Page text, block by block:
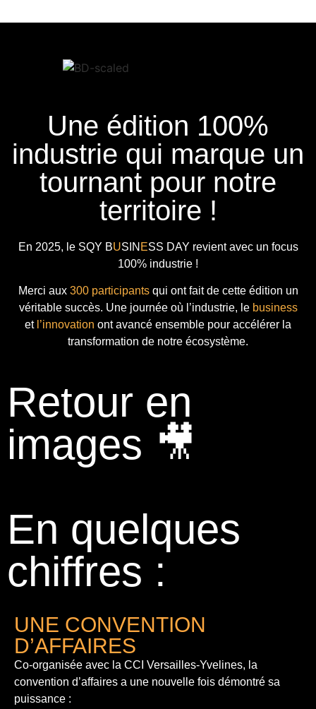
Une édition 100%
industrie qui marque un
tournant pour notre
territoire !
En 2025, le SQY BUSIN ESS DAY revient avec un focus
100% industrie !
Merci aux 300 participantsqui ont fait de cette édition un
véritable succès. Une journée où l’industrie, le business
et l’innovation ont avancé ensemble pour accélérer la
transformation de notre écosystème.
Retour en
images 🎥
En quelques
chiffres :
UNE CONVENTION
D’AFFAIRES
Co-organisée avec la CCI Versailles-Yvelines, la
convention d’affaires a une nouvelle fois démontré sa
puissance :